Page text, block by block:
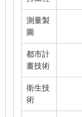
測量製
圖
都市計
畫技術
衛生技
術